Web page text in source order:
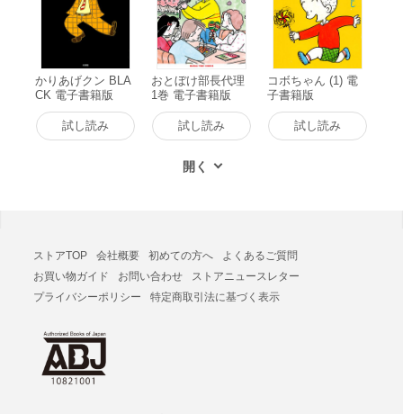
かりあげクン BLA
CK 電子書籍版
試し読み
おとぼけ部長代理
1巻 電子書籍版
試し読み
コボちゃん (1) 電
子書籍版
試し読み
ストアTOP 会社概要 初めての方へ
よくあるご質問
お買い物ガイド
お問い合わせ
ストアニュースレター
プライバシーポリシー
特定商取引法に基づく表示